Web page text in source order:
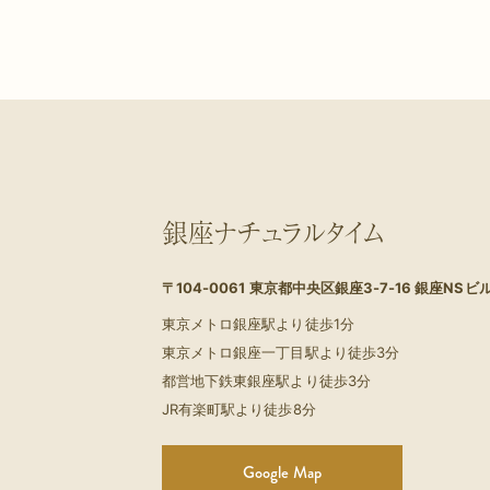
銀座ナチュラルタイム
〒104-0061 東京都中央区銀座3-7-16 銀座NSビ
東京メトロ銀座駅より徒歩1分
東京メトロ銀座一丁目駅より徒歩3分
都営地下鉄東銀座駅より徒歩3分
JR有楽町駅より徒歩8分
Google Map